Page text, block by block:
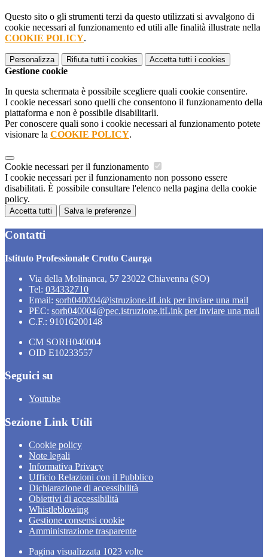
Questo sito o gli strumenti terzi da questo utilizzati si avvalgono di
cookie necessari al funzionamento ed utili alle finalità illustrate nella
COOKIE POLICY.
Personalizza Rifiuta tutti i cookies Accetta tutti i cookies
Gestione cookie
In questa schermata è possibile scegliere quali cookie consentire.
I cookie necessari sono quelli che consentono il funzionamento della
piattaforma e non è possibile disabilitarli.
Per conoscere quali sono i cookie necessari al funzionamento potete
visionare la COOKIE POLICY.
Cookie necessari per il funzionamento
I cookie necessari per il funzionamento non possono essere
disabilitati. È possibile consultare l'elenco nella pagina della cookie
policy.
Accetta tutti Salva le preferenze
Contatti
Istituto Professionale Crotto Caurga
Via della Molinanca, 57 23022 Chiavenna (SO)
Tel: 034332710
Email: sorh040004@istruzione.itLink per inviare una mail
PEC: sorh040004@pec.istruzione.itLink per inviare una mail
C.F.: 91016200148
CM SORH040004
OID E10233557
Seguici su
Youtube
Sezione Link Utili
Cookie policy
Note legali
Informativa Privacy
Ufficio Relazioni con il Pubblico
Dichiarazione di accessibilità
Obiettivi di accessibilità
Whistleblowing
Gestione consensi cookie
Amministrazione trasparente
Pagina visualizzata 1023 volte